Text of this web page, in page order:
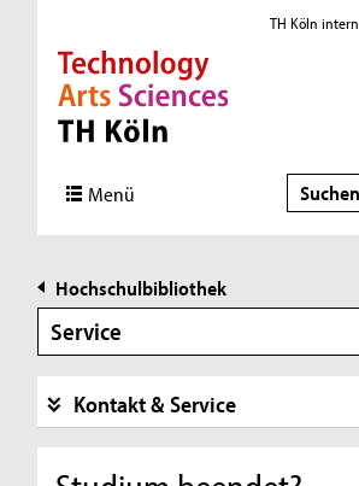
Direkt zur Hauptnavigation
Direkt zur Subnavigation
Direkt zum Inhalt
Direkt zum Fußbereich
TH Köln intern
Menü Suche
Hochschulbibliothek
Service
Kontakt & Service